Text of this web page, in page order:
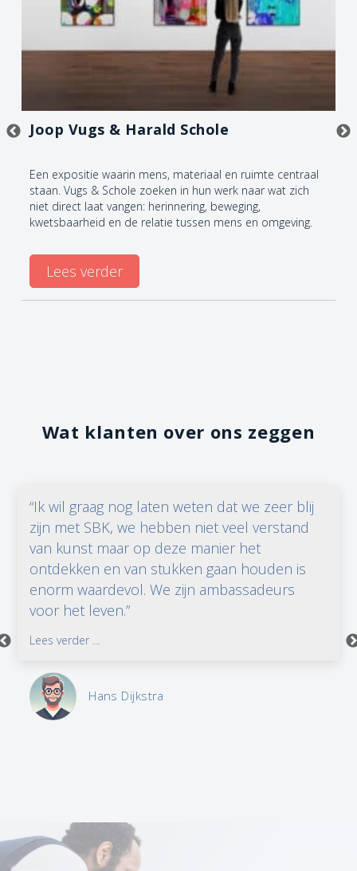
Joop Vugs & Harald Schole
Een expositie waarin mens, materiaal en ruimte centraal
staan. Vugs & Schole zoeken in hun werk naar wat zich
niet direct laat vangen: herinnering, beweging,
kwetsbaarheid en de relatie tussen mens en omgeving.
Lees verder
Wat klanten over ons zeggen
“Ik wil graag nog laten weten dat we zeer blij
zijn met SBK, we hebben niet veel verstand
van kunst maar op deze manier het
ontdekken en van stukken gaan houden is
enorm waardevol. We zijn ambassadeurs
voor het leven.”
Lees verder ...
Hans Dijkstra